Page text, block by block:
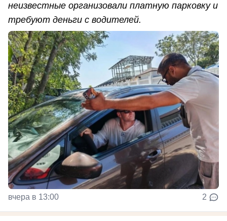
неизвестные организовали платную парковку и
требуют деньги с водителей.
вчера в 13:00 2